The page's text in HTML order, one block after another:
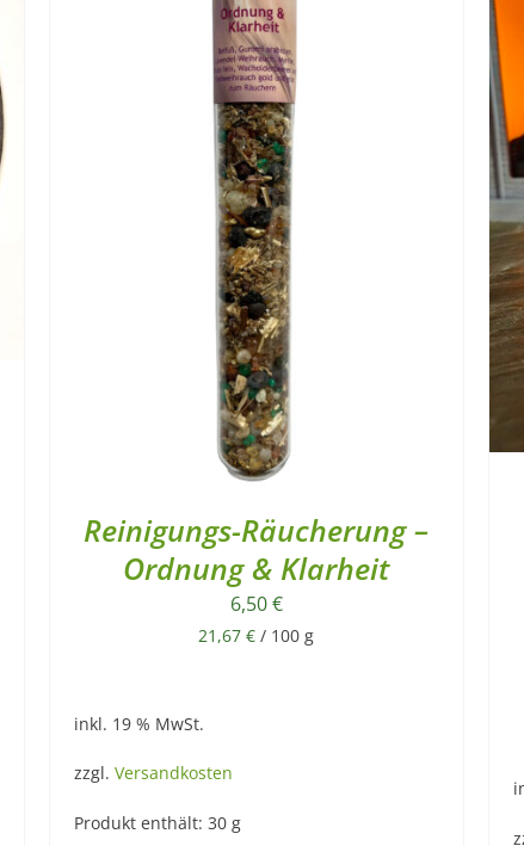
Reinigungs-Räucherung –
Ordnung & Klarheit
6,50€
21,67€ / 100 g
inkl. 19 % MwSt.
zzgl. Versandkosten
Produkt enthält: 30 g